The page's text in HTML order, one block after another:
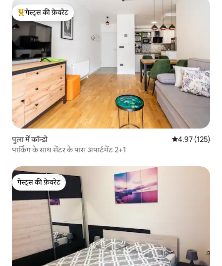
गेस्ट्स का टॉप फ़ेवरेट
गेस्ट्स की फ़ेवरेट
पुला में कॉन्डो औसत रेटिंग 5 में से
4.97 (125)
पार्किंग के साथ सेंटर के पास अपार्टमेंट 2+1
गेस्ट्स की फ़ेवरेट
गेस्ट्स की फ़ेवरेट